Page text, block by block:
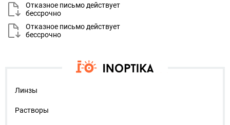
Отказное письмо действует
бессрочно
Отказное письмо действует
бессрочно
Линзы
Растворы